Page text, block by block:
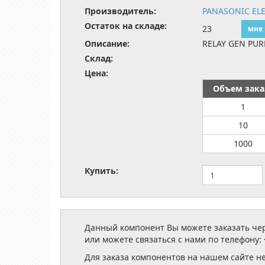
Производитель:
PANASONIC
Остаток на складе:
23 мне
Описание:
RELAY GEN
Склад:
Цена:
Объем
1
10
1000
Купить:
Данный компонент Вы можете заказать
или можете связаться с нами по телефону:
Для заказа компонентов на нашем сайте